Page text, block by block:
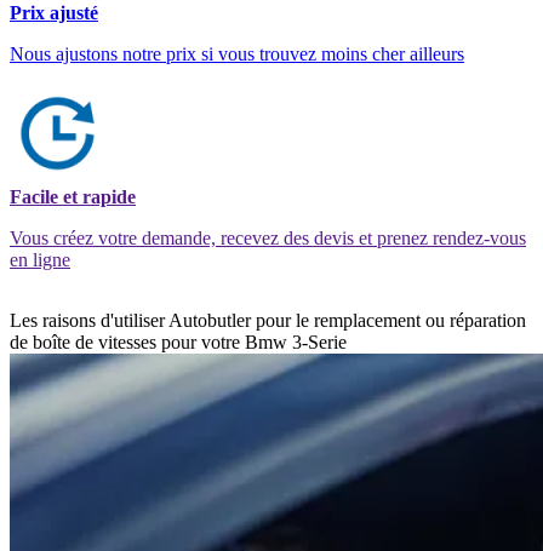
Prix ajusté
Nous ajustons notre prix si vous trouvez moins cher ailleurs
Facile et rapide
Vous créez votre demande, recevez des devis et prenez rendez-vous
en ligne
Les raisons d'utiliser Autobutler pour le remplacement ou réparation
de boîte de vitesses pour votre Bmw 3-Serie